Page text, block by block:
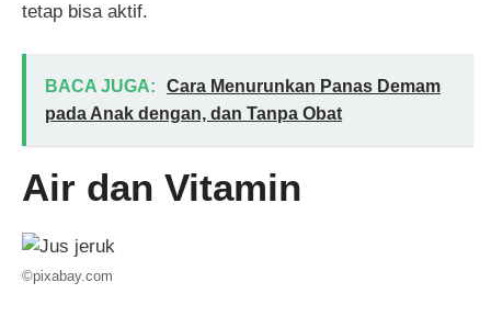
tetap bisa aktif.
BACA JUGA:
Cara Menurunkan Panas Demam
pada Anak dengan, dan Tanpa Obat
Air dan Vitamin
©pixabay.com